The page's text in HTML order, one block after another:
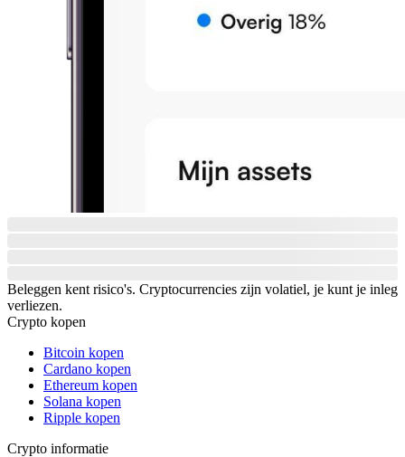
Beleggen kent risico's. Cryptocurrencies zijn volatiel, je kunt je inleg
verliezen.
Crypto kopen
Bitcoin kopen
Cardano kopen
Ethereum kopen
Solana kopen
Ripple kopen
Crypto informatie